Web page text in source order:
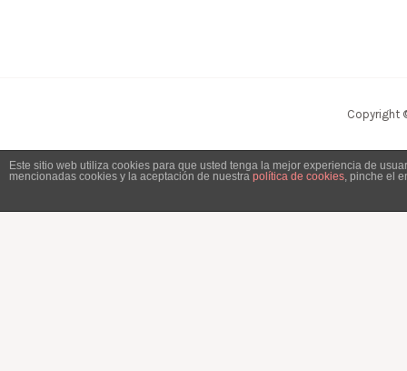
Copyright
Este sitio web utiliza cookies para que usted tenga la mejor experiencia de
mencionadas cookies y la aceptación de nuestra política de cookies, pinche el